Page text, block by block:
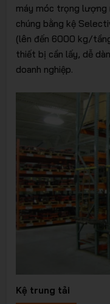
trữ
máy móc trọng
chúng bằng kệ
(lên đến 6000 kg/
thiết bị cần lấy, dễ
doanh nghiệp.
Kệ trung tải